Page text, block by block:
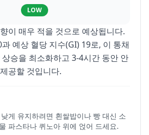
LOW
이 매우 적을 것으로 예상됩니다.
예상 혈당 지수(GI) 19로, 이 통채
승을 최소화하고 3-4시간 동안 안
공할 것입니다.
게 유지하려면 흰쌀밥이나 빵 대신 소
파스타나 퀴노아 위에 얹어 드세요.